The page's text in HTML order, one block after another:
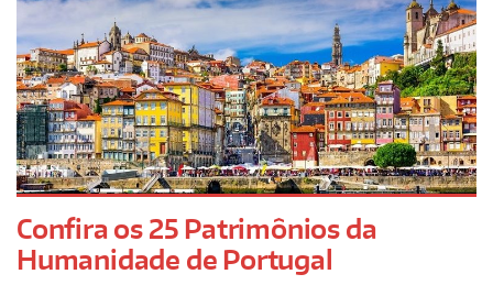
Confira os 25 Patrimônios da
Humanidade de Portugal